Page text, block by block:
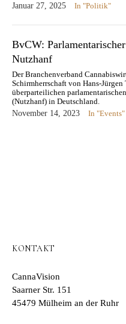
Januar 27, 2025
In "Politik"
BvCW:
Nutzhanf
Der Branchenverband
Schirmherrschaft von Hans-
überparteilichen
(Nutzhanf) in Deutschland.
November 14, 2023
In "Events"
KONTAKT
CannaVision
Saarner Str. 151
45479 Mülheim an der Ruhr